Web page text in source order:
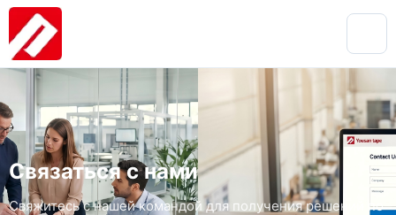
Связаться с нами
Свяжитесь с нашей командой для получения решений по